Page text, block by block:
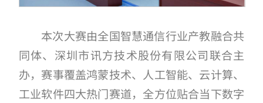
本次大赛由全国智慧通信行业产教融合共
同体、深圳市讯方技术股份有限公司联合主
办，赛事覆盖鸿蒙技术、人工智能、云计算、
工业软件四大热门赛道，全方位贴合当下数字